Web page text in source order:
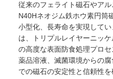
従来のフェライト磁石やア
N40Hネオジム鉄ホウ素円筒
小型化、長寿命を実現して
は、トリプルレイヤーニッ
の高度な表面防食処理プロ
薬品溶液、滅菌環境からの
での磁石の安定性と信頼性を